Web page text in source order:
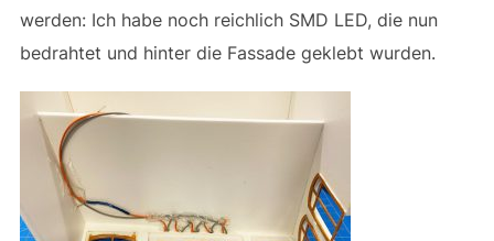
werden: Ich habe noch reichlich SMD LED, die nun
bedrahtet und hinter die Fassade geklebt wurden.